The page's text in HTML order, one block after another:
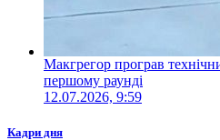
Макгрегор програв
першому раунді
12.07.2026, 9:59
Кадри дня